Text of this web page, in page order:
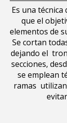
Es una
que el
elementos de
Se cortan
dejando el
secciones,
se emplean
ramas